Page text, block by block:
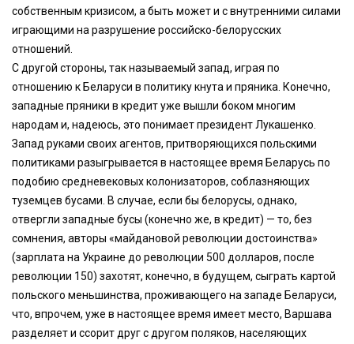
собственным кризисом, а быть может и с внутренними силами
играющими на разрушение российско-белорусских
отношений.
С другой стороны, так называемый запад, играя по
отношению к Беларуси в политику кнута и пряника. Конечно,
западные пряники в кредит уже вышли боком многим
народам и, надеюсь, это понимает президент Лукашенко.
Запад руками своих агентов, притворяющихся польскими
политиками разыгрывается в настоящее время Беларусь по
подобию средневековых колонизаторов, соблазняющих
туземцев бусами. В случае, если бы белорусы, однако,
отвергли западные бусы (конечно же, в кредит) — то, без
сомнения, авторы «майдановой революции достоинства»
(зарплата на Украине до революции 500 долларов, после
революции 150) захотят, конечно, в будущем, сыграть картой
польского меньшинства, проживающего на западе Беларуси,
что, впрочем, уже в настоящее время имеет место, Варшава
разделяет и ссорит друг с другом поляков, населяющих